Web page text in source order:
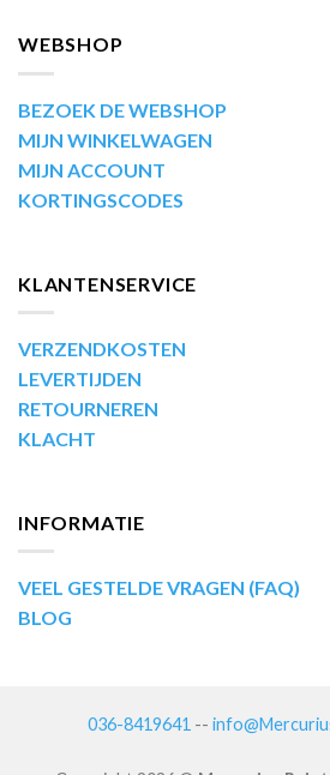
WEBSHOP
BEZOEK DE WEBSHOP
MIJN WINKELWAGEN
MIJN ACCOUNT
KORTINGSCODES
KLANTENSERVICE
VERZENDKOSTEN
LEVERTIJDEN
RETOURNEREN
KLACHT
INFORMATIE
VEEL GESTELDE VRAGEN (FAQ)
BLOG
036-8419641 --